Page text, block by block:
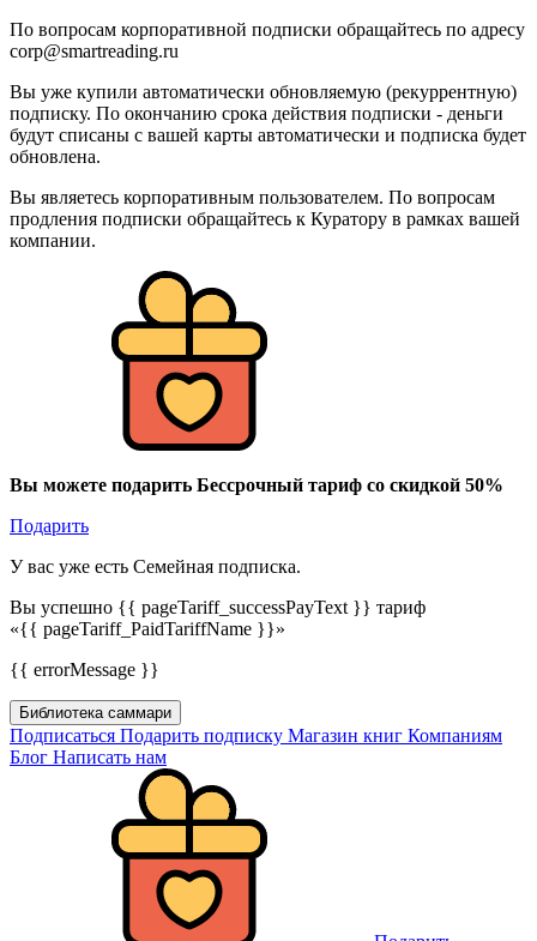
По вопросам корпоративной подписки обращайтесь по адресу
corp@smartreading.ru
Вы уже купили автоматически обновляемую (рекуррентную)
подписку. По окончанию срока действия подписки - деньги
будут списаны с вашей карты автоматически и подписка будет
обновлена.
Вы являетесь корпоративным пользователем. По вопросам
продления подписки обращайтесь к Куратору в рамках вашей
компании.
Вы можете подарить Бессрочный тариф со скидкой 50%
Подарить
У вас уже есть Семейная подписка.
Вы успешно {{ pageTariff_successPayText }} тариф
«{{ pageTariff_PaidTariffName }}»
{{ errorMessage }}
Библиотека саммари
Подписаться Подарить подписку Магазин книг Компаниям
Блог Написать нам